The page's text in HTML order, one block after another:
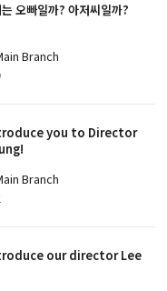
오빠일까? 아저씨일까?
Branch
you to Director
Branch
our director Lee